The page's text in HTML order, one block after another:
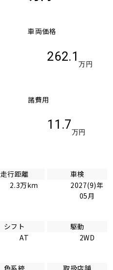
車両価格
262.1
万円
諸費用
11.7
万円
走行距離
2.3万km
車検
2027(9)年
05月
シフト
AT
駆動
2WD
色系統
取扱店舗